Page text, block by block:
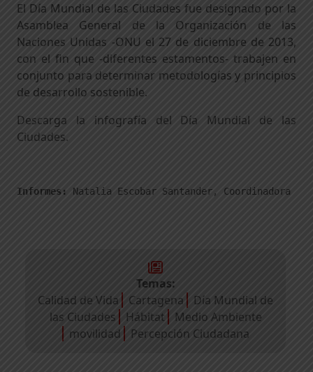
El Día Mundial de las Ciudades fue designado por la
Asamblea General de la Organización de las
Naciones Unidas -ONU el 27 de diciembre de 2013,
con el fin que -diferentes estamentos- trabajen en
conjunto para determinar metodologías y principios
de desarrollo sostenible.
Descarga la infografía del Día Mundial de las
Ciudades.
Informes: Natalia Escobar Santander, Coordinadora
Temas:
Calidad de Vida
Cartagena
Día Mundial de
las Ciudades
Hábitat
Medio Ambiente
movilidad
Percepción Ciudadana